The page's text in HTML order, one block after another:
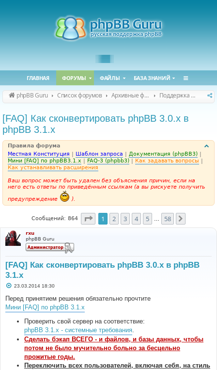
ГЛАВНАЯ ФОРУМЫ ФАЙЛЫ БАЗА ЗНАНИЙ
phpBB Guru Список форумов Архивные форумы Поддержка phpBB 3.1.x
[FAQ] Как сконвертировать phpBB 3.0.х в
phpBB 3.1.х
Правила форума
Местная Конституция | Шаблон запроса | Документация (phpBB3) |
Мини [FAQ] по phpBB3.1.x | FAQ-3 (phpbb3) | Как задавать вопросы |
Как устанавливать расширения
Ваш вопрос может быть удален без объяснения причин, если на
него есть ответы по приведённым ссылкам (а вы рискуете получить
предупреждение
).
Сообщений: 864 Страница 1 из58
1 2 3 4 5 58
rxu
phpBB Guru
[FAQ] Как сконвертировать phpBB 3.0.х в phpBB
3.1.х
С
о
б
щ
е
23.03.2014 18:30
Перед принятием решения обязательно прочтите
Мини [FAQ] по phpBB 3.1.x
Проверить свой сервер на соответствие:
phpBB 3.1.x - системные требования.
Сделать бэкап ВСЕГО - и файлов, и базы данных, чтобы
потом не было мучительно больно за бесцельно
прожитые годы.
Переключить всех пользователей, включая себя, на стиль